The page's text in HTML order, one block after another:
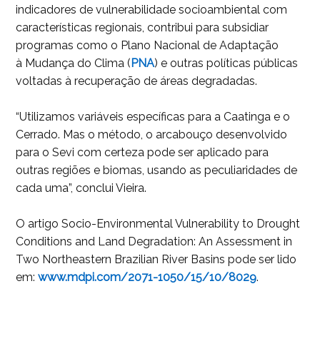
indicadores de vulnerabilidade socioambiental com
características regionais, contribui para subsidiar
programas como o Plano Nacional de Adaptação
à Mudança do Clima (PNA) e outras políticas públicas
voltadas à recuperação de áreas degradadas.
“Utilizamos variáveis específicas para a Caatinga e o
Cerrado. Mas o método, o arcabouço desenvolvido
para o Sevi com certeza pode ser aplicado para
outras regiões e biomas, usando as peculiaridades de
cada uma”, conclui Vieira.
O artigo Socio-Environmental Vulnerability to Drought
Conditions and Land Degradation: An Assessment in
Two Northeastern Brazilian River Basins pode ser lido
em:www.mdpi.com/2071-1050/15/10/8029.